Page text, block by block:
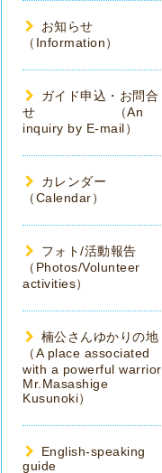
お知らせ
（Information）
ガイド申込・お問合
せ （An
inquiry by E-mail）
カレンダー
（Calendar）
フォト/活動報告
（Photos/Volunteer
activities）
楠公さんゆかりの地
（A place associated
with a powerful warrior
Mr.Masashige
Kusunoki）
English-speaking
guide